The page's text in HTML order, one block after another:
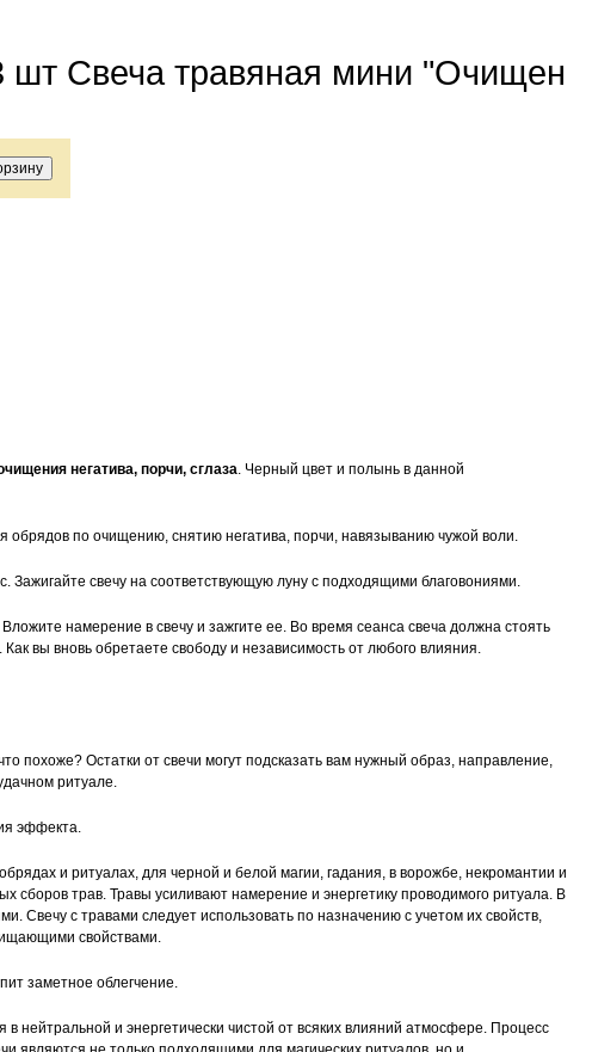
шт Свеча травяная мини
негатива, порчи, сглаза. Черный цвет и полынь в данной
обрядов по очищению, снятию негатива, порчи, навязыванию чужой воли.
Зажигайте свечу на соответствующую луну с подходящими благовониями.
намерение в свечу и зажгите ее. Во время сеанса свеча должна стоять
вы вновь обретаете свободу и независимость от любого влияния.
похоже? Остатки от свечи могут подсказать вам нужный образ, направление,
ритуале.
эффекта.
и ритуалах, для черной и белой магии, гадания, в ворожбе, некромантии и
сборов трав. Травы усиливают намерение и энергетику проводимого ритуала. В
Свечу с травами следует использовать по назначению с учетом их свойств,
свойствами.
заметное облегчение.
нейтральной и энергетически чистой от всяких влияний атмосфере. Процесс